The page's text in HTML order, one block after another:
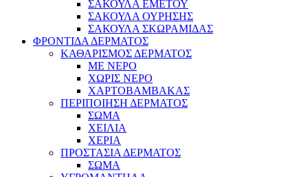
ΣΑΚΟΥΛΑ ΕΜΕΤΟΥ
ΣΑΚΟΥΛΑ ΟΥΡΗΣΗΣ
ΣΑΚΟΥΛΑ ΣΚΩΡΑΜΙΔΑΣ
ΦΡΟΝΤΙΔΑ ΔΕΡΜΑΤΟΣ
ΚΑΘΑΡΙΣΜΟΣ ΔΕΡΜΑΤΟΣ
ΜΕ ΝΕΡΟ
ΧΩΡΙΣ ΝΕΡΟ
ΧΑΡΤΟΒΑΜΒΑΚΑΣ
ΠΕΡΙΠΟΙΗΣΗ ΔΕΡΜΑΤΟΣ
ΣΩΜΑ
ΧΕΙΛΙΑ
ΧΕΡΙΑ
ΠΡΟΣΤΑΣΙΑ ΔΕΡΜΑΤΟΣ
ΣΩΜΑ